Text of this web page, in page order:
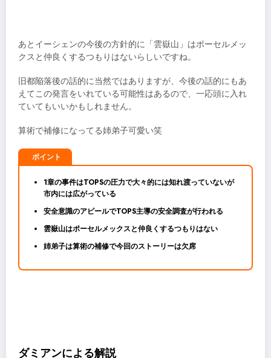
あとイーシェンの今後の方針的に「雲嶽山」はポーセルメッ
クスと仲良くするつもりはないらしいですね。
旧都陥落後の話的に当然ではありますが、今後の話的にもあ
えてこの発言をいれている可能性はあるので、一応頭に入れ
ていてもいいかもしれません。
算術で補修になってる姉弟子可愛い笑
ポイント
1章の事件はTOPSの圧力で大々的には知れ渡っていないが
市内には広がっている
安全意識のアピールでTOPS主導の安全調査が行われる
雲嶽山はポーセルメックスと仲良くするつもりはない
姉弟子は算術の補修で今回のストーリーは欠席
ダミアンによる解説